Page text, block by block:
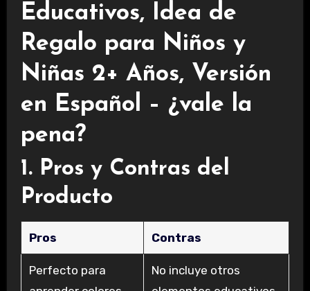
Educativos, Idea de
Regalo para Niños y
Niñas 2+ Años, Versión
en Español – ¿vale la
pena?
1. Pros y Contras del
Producto
Pros Contras
Perfecto para
No incluye otros